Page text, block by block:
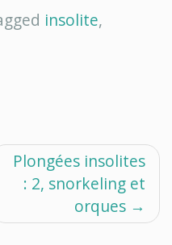
insolite,
Plongées insolites
: 2, snorkeling et
orques